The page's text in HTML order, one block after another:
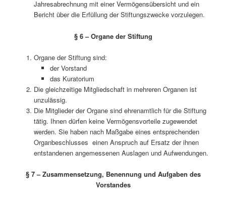
Jahresabrechnung mit einer Vermögensübersicht und ein
Bericht über die Erfüllung der Stiftungszwecke vorzulegen.
§ 6 – Organe der Stiftung
Organe der Stiftung sind:
der Vorstand
das Kuratorium
Die gleichzeitige Mitgliedschaft in mehreren Organen ist
unzulässig.
Die Mitglieder der Organe sind ehrenamtlich für die Stiftung
tätig. Ihnen dürfen keine Vermögensvorteile zugewendet
werden. Sie haben nach Maßgabe eines entsprechenden
Organbeschlusses einen Anspruch auf Ersatz der ihnen
entstandenen angemessenen Auslagen und Aufwendungen.
§ 7 – Zusammensetzung, Benennung und Aufgaben des
Vorstandes